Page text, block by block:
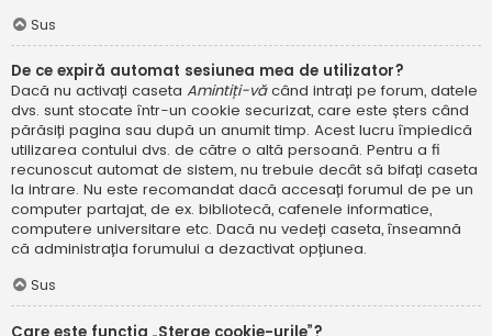
Sus
De ce expiră automat sesiunea mea de utilizator?
Dacă nu activați caseta Amintiți-văcând intrați pe forum, datele
dvs. sunt stocate într-un cookie securizat, care este șters când
părăsiți pagina sau după un anumit timp. Acest lucru împiedică
utilizarea contului dvs. de către o altă persoană. Pentru a fi
recunoscut automat de sistem, nu trebuie decât să bifați caseta
la intrare. Nu este recomandat dacă accesați forumul de pe un
computer partajat, de ex. bibliotecă, cafenele informatice,
computere universitare etc. Dacă nu vedeți caseta, înseamnă
că administrația forumului a dezactivat opțiunea.
Sus
Care este funcția „Șterge cookie-urile”?